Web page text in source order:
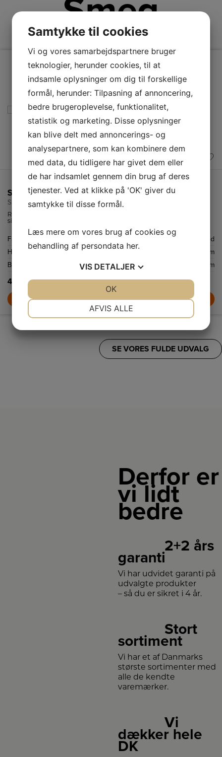
Smeg
Smeg Køkkenmaskine
SMF03RDEU
Retro køkkenmaskine fra Smeg med 10 hastighedsindstillinger og
sikkerhedsstop.
Farve
Rød
Højde
378 mm
Bredde
405 mm
4.989,-
LÆG I KURV
SE VORES FULDE UDVALG
Derfor er
vi lidt
bedre
2+2 års
garanti
Vi har udvidet garanti på
udvalgte produkter
– så du er sikret i 4 år.
Stort
sortiment
Vi har et af Danmarks
største sortimenter med
alle de kendte
varemærker.
Vi
dækker hele
DK
Samtykke til cookies
Vi og vores samarbejdspartnere bruger
teknologier, herunder cookies, til at
indsamle oplysninger om dig til forskellige
formål, herunder: Tilpasning af annoncering,
bedre brugeroplevelse, funktionalitet,
statistik og marketing. Disse oplysninger
kan blive delt med annoncerings- og
analysepartnere, som kan kombinere dem
med data, du tidligere har givet dem eller
de har indsamlet gennem din brug af deres
tjenester. Ved at klikke på 'OK' giver du
samtykke til disse formål.
Læs mere om vores brug af cookies og
behandling af persondata her.
VIS DETALJER
STATISTIK
AFVIS ALLE
OK